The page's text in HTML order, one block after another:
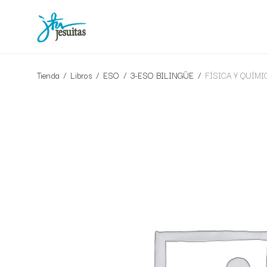
Tienda / Libros / ESO / 3-ESO BILINGÜE / FÍSICA Y